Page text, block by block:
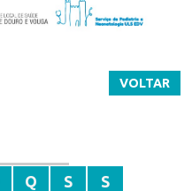
VOLTAR
Q S
S